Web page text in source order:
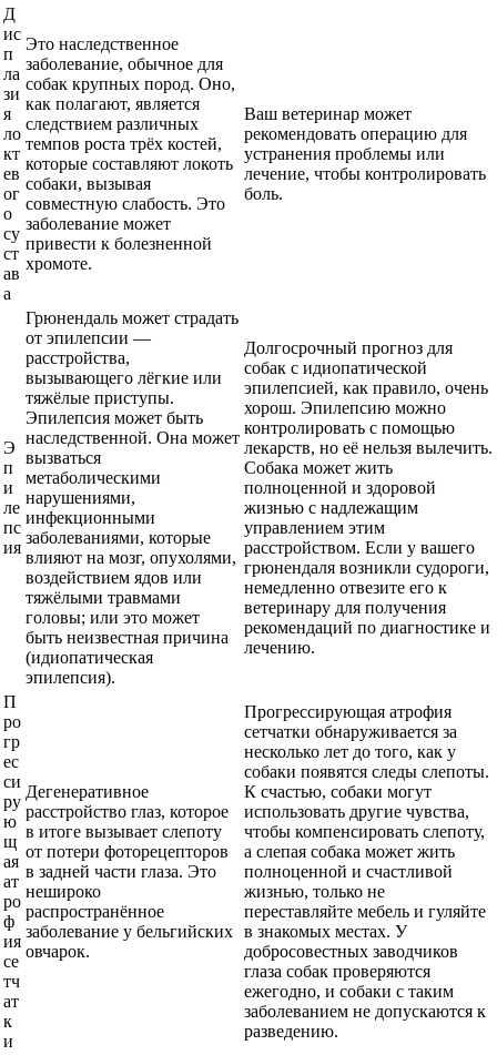
Д
ис
п
ла
зи
я
ло
кт
ев
ог
о
су
ст
ав
а
Это наследственное
заболевание, обычное для
собак крупных пород. Оно,
как полагают, является
следствием различных
темпов роста трёх костей,
которые составляют локоть
собаки, вызывая
совместную слабость. Это
заболевание может
привести к болезненной
хромоте.
Ваш ветеринар может
рекомендовать операцию для
устранения проблемы или
лечение, чтобы контролировать
боль.
Э
п
и
ле
пс
ия
Грюнендаль может страдать
от эпилепсии —
расстройства,
вызывающего лёгкие или
тяжёлые приступы.
Эпилепсия может быть
наследственной. Она может
вызваться
метаболическими
нарушениями,
инфекционными
заболеваниями, которые
влияют на мозг, опухолями,
воздействием ядов или
тяжёлыми травмами
головы; или это может
быть неизвестная причина
(идиопатическая
эпилепсия).
Долгосрочный прогноз для
собак с идиопатической
эпилепсией, как правило, очень
хорош. Эпилепсию можно
контролировать с помощью
лекарств, но её нельзя вылечить.
Собака может жить
полноценной и здоровой
жизнью с надлежащим
управлением этим
расстройством. Если у вашего
грюнендаля возникли судороги,
немедленно отвезите его к
ветеринару для получения
рекомендаций по диагностике и
лечению.
П
ро
гр
ес
си
ру
ю
щ
ая
ат
ро
ф
ия
се
тч
ат
к
и
Дегенеративное
расстройство глаз, которое
в итоге вызывает слепоту
от потери фоторецепторов
в задней части глаза. Это
нешироко
распространённое
заболевание у бельгийских
овчарок.
Прогрессирующая атрофия
сетчатки обнаруживается за
несколько лет до того, как у
собаки появятся следы слепоты.
К счастью, собаки могут
использовать другие чувства,
чтобы компенсировать слепоту,
а слепая собака может жить
полноценной и счастливой
жизнью, только не
переставляйте мебель и гуляйте
в знакомых местах. У
добросовестных заводчиков
глаза собак проверяются
ежегодно, и собаки с таким
заболеванием не допускаются к
разведению.